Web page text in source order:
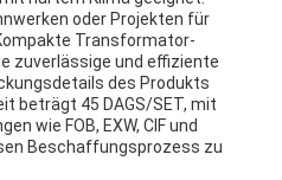
oder Projekten für
Transformator-
zuverlässige und effiziente
des Produkts
beträgt 45 DAGS/SET, mit
wie FOB, EXW, CIF und
Beschaffungsprozess zu